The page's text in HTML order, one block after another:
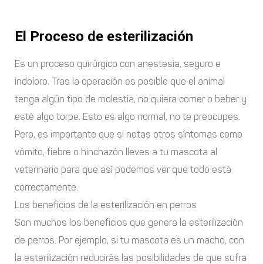
El Proceso de esterilización
Es un proceso quirúrgico con anestesia, seguro e
indoloro. Tras la operación es posible que el animal
tenga algún tipo de molestia, no quiera comer o beber y
esté algo torpe. Esto es algo normal, no te preocupes.
Pero, es importante que si notas otros síntomas como
vómito, fiebre o hinchazón lleves a tu mascota al
veterinario para que así podemos ver que todo está
correctamente.
Los beneficios de la esterilización en perros
Son muchos los beneficios que genera la esterilización
de perros. Por ejemplo, si tu mascota es un macho, con
la esterilización reducirás las posibilidades de que sufra